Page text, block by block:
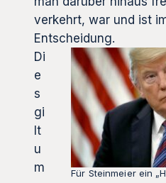
verkehrt, war und ist
Entscheidung.
Für Steinmeier ein
Di
e
s
gi
lt
u
m